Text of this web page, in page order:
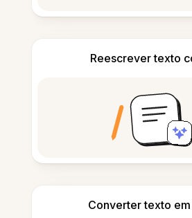
Reescrever texto
Converter texto